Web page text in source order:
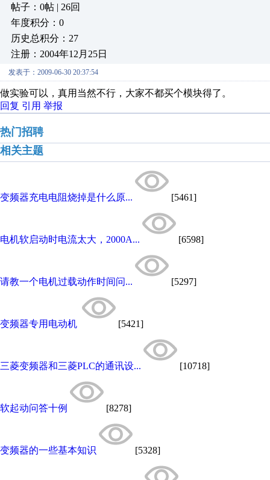
帖子：0帖 | 26回
年度积分：0
历史总积分：27
注册：2004年12月25日
发表于：2009-06-30 20:37:54
做实验可以，真用当然不行，大家不都买个模块得了。
回复 引用 举报
热门招聘
相关主题
变频器充电电阻烧掉是什么原... [5461]
电机软启动时电流太大，2000A... [6598]
请教一个电机过载动作时间问... [5297]
变频器专用电动机 [5421]
三菱变频器和三菱PLC的通讯设... [10718]
软起动问答十例 [8278]
变频器的一些基本知识 [5328]